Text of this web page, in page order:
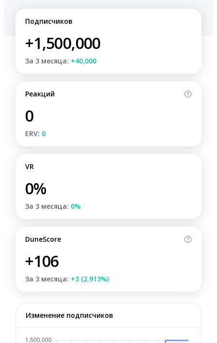
Подписчиков
+1,500,000
За 3 месяца: +40,000
Реакций
0
ERV: 0
VR
0%
За 3 месяца: 0%
DuneScore
+106
За 3 месяца: +3 (2.913%)
Изменение подписчиков